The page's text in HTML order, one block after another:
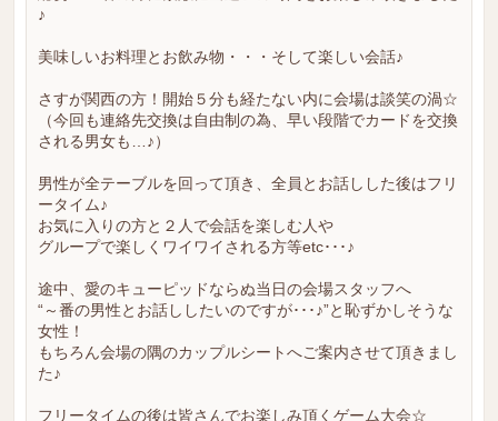
♪
美味しいお料理とお飲み物・・・そして楽しい会話♪
さすが関西の方！開始５分も経たない内に会場は談笑の渦☆
（今回も連絡先交換は自由制の為、早い段階でカードを交換
される男女も…♪）
男性が全テーブルを回って頂き、全員とお話しした後はフリ
ータイム♪
お気に入りの方と２人で会話を楽しむ人や
グループで楽しくワイワイされる方等etc･･･♪
途中、愛のキューピッドならぬ当日の会場スタッフへ
“～番の男性とお話ししたいのですが･･･♪”と恥ずかしそうな
女性！
もちろん会場の隅のカップルシートへご案内させて頂きまし
た♪
フリータイムの後は皆さんでお楽しみ頂くゲーム大会☆